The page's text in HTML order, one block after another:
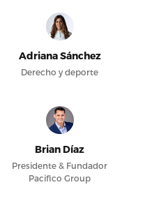
Adriana Sánchez
Derecho y deporte
Brian Díaz
Presidente & Fundador
Pacifico Group